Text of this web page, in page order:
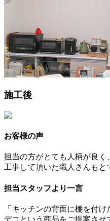
施工後
お客様の声
担当の方がとても人柄が良く
工事して頂いた職人さんもと
担当スタッフより一言
「キッチンの背面に棚を付
デコという商品をご提案させ